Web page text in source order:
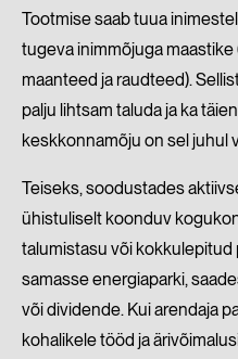
Tootmise saab tuua
tugeva inimmõjuga
maanteed ja raudteed).
palju lihtsam taluda ja ka
keskkonnamõju on sel juhul
Teiseks, soodustades
ühistuliselt koonduv
talumistasu või
samasse energiaparki,
või dividende. Kui arendaja
kohalikele tööd ja